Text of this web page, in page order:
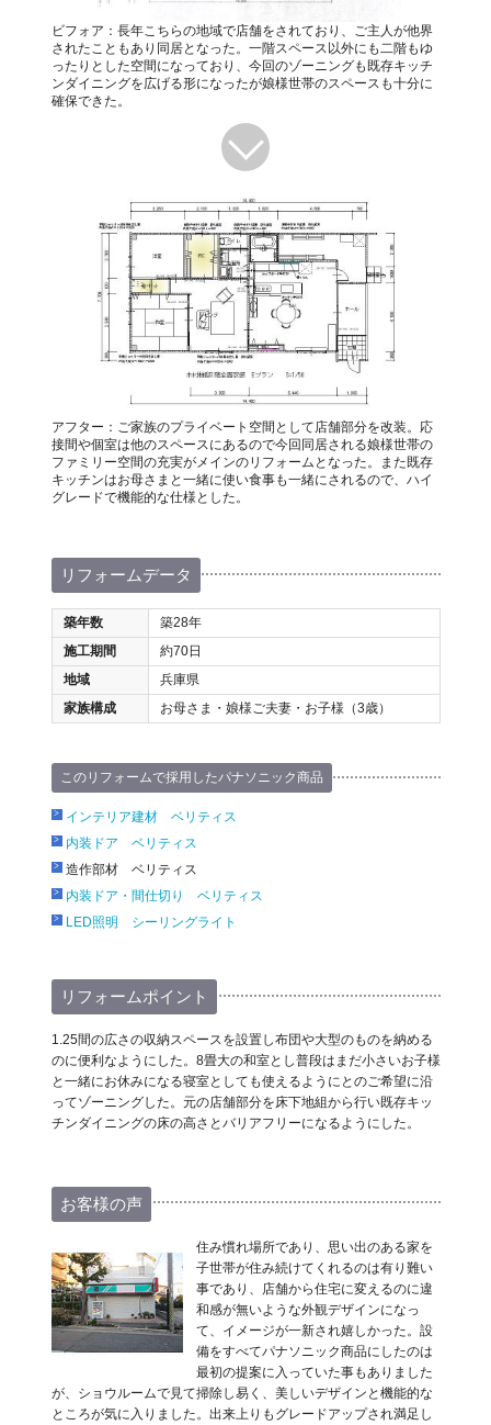
ビフォア：長年こちらの地域で店舗をされており、ご主人が他界
されたこともあり同居となった。一階スペース以外にも二階もゆ
ったりとした空間になっており、今回のゾーニングも既存キッチ
ンダイニングを広げる形になったが娘様世帯のスペースも十分に
確保できた。
アフター：ご家族のプライベート空間として店舗部分を改装。応
接間や個室は他のスペースにあるので今回同居される娘様世帯の
ファミリー空間の充実がメインのリフォームとなった。また既存
キッチンはお母さまと一緒に使い食事も一緒にされるので、ハイ
グレードで機能的な仕様とした。
リフォームデータ
築年数
築28年
施工期間
約70日
地域
兵庫県
家族構成
お母さま・娘様ご夫妻・お子様（3歳）
このリフォームで採用したパナソニック商品
インテリア建材 ベリティス
内装ドア ベリティス
造作部材 ベリティス
内装ドア・間仕切り ベリティス
LED照明 シーリングライト
リフォームポイント
1.25間の広さの収納スペースを設置し布団や大型のものを納める
のに便利なようにした。8畳大の和室とし普段はまだ小さいお子様
と一緒にお休みになる寝室としても使えるようにとのご希望に沿
ってゾーニングした。元の店舗部分を床下地組から行い既存キッ
チンダイニングの床の高さとバリアフリーになるようにした。
お客様の声
住み慣れ場所であり、思い出のある家を
子世帯が住み続けてくれるのは有り難い
事であり、店舗から住宅に変えるのに違
和感が無いような外観デザインになっ
て、イメージが一新され嬉しかった。設
備をすべてパナソニック商品にしたのは
最初の提案に入っていた事もありました
が、ショウルームで見て掃除し易く、美しいデザインと機能的な
ところが気に入りました。出来上りもグレードアップされ満足し